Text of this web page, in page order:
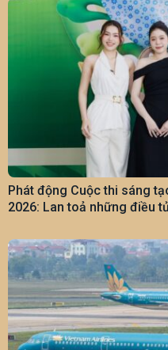
Phát động Cuộc thi sáng
2026: Lan toả những điều